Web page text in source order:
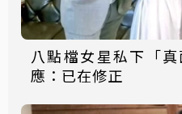
八點檔女星私下「
應：已在修正